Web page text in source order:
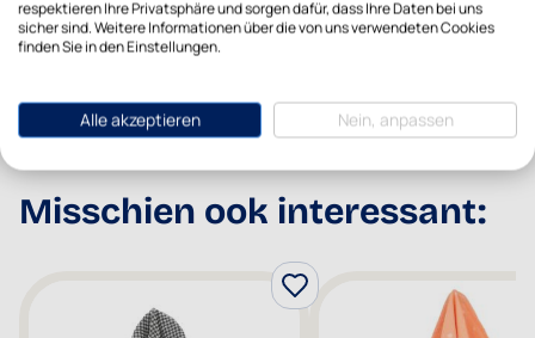
Recommended Retail
Price
9,95
Misschien ook interessant:
respektieren Ihre Privatsphäre und sorgen dafür, dass Ihre Daten bei uns
sicher sind. Weitere Informationen über die von uns verwendeten Cookies
finden Sie in den Einstellungen.
Alle akzeptieren Nein, anpassen